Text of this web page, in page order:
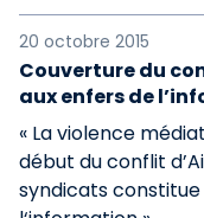
20 octobre 2015
Couverture du
aux enfers de
« La violence
début du conflit
syndicats